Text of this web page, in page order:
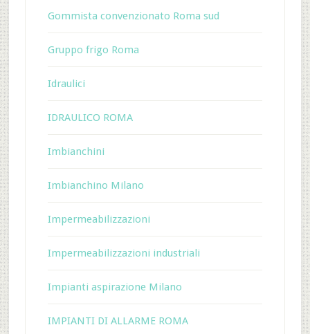
Gommista convenzionato Roma sud
Gruppo frigo Roma
Idraulici
IDRAULICO ROMA
Imbianchini
Imbianchino Milano
Impermeabilizzazioni
Impermeabilizzazioni industriali
Impianti aspirazione Milano
IMPIANTI DI ALLARME ROMA